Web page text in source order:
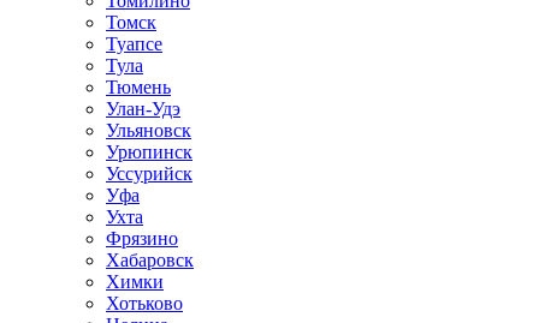
Томск
Туапсе
Тула
Тюмень
Улан-Удэ
Ульяновск
Урюпинск
Уссурийск
Уфа
Ухта
Фрязино
Хабаровск
Химки
Хотьково